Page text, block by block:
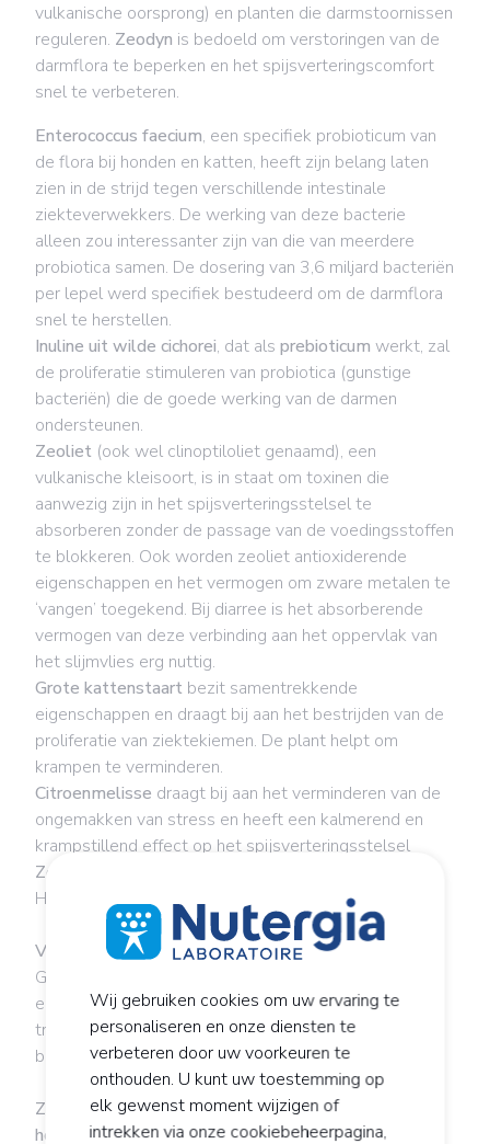
vulkanische oorsprong) en planten die darmstoornissen
reguleren. Zeodyn is bedoeld om verstoringen van de
darmflora te beperken en het spijsverteringscomfort
snel te verbeteren.
Enterococcus faecium, een specifiek probioticum van
de flora bij honden en katten, heeft zijn belang laten
zien in de strijd tegen verschillende intestinale
ziekteverwekkers. De werking van deze bacterie
alleen zou interessanter zijn van die van meerdere
probiotica samen. De dosering van 3,6 miljard bacteriën
per lepel werd specifiek bestudeerd om de darmflora
snel te herstellen.
Inuline uit wilde cichorei, dat als prebioticum werkt, zal
de proliferatie stimuleren van probiotica (gunstige
bacteriën) die de goede werking van de darmen
ondersteunen.
Zeoliet (ook wel clinoptiloliet genaamd), een
vulkanische kleisoort, is in staat om toxinen die
aanwezig zijn in het spijsverteringsstelsel te
absorberen zonder de passage van de voedingsstoffen
te blokkeren. Ook worden zeoliet antioxiderende
eigenschappen en het vermogen om zware metalen te
‘vangen’ toegekend. Bij diarree is het absorberende
vermogen van deze verbinding aan het oppervlak van
het slijmvlies erg nuttig.
Grote kattenstaart bezit samentrekkende
eigenschappen en draagt bij aan het bestrijden van de
proliferatie van ziektekiemen. De plant helpt om
krampen te verminderen.
Citroenmelisse draagt bij aan het verminderen van de
ongemakken van stress en heeft een kalmerend en
krampstillend effect op het spijsverteringsstelsel
Zoethout
Helpt om buikpijn te verminderen.
Verschillende plantaardige extracten:
Grote kattenstaart met samentrekkende
eigenschappen, citroenmelisse en zoethout,
traditioneel gebruikt bij de symptomatische
behandeling van spijsverteringsstoornissen.
Zeodynis een smakelijk voedingssupplement
honden en katten.
Wij gebruiken cookies om uw ervaring te
personaliseren en onze diensten te
verbeteren door uw voorkeuren te
onthouden. U kunt uw toestemming op
elk gewenst moment wijzigen of
intrekken via onze cookiebeheerpagina,